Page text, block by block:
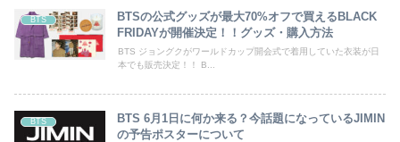
BTS
BTSの公式グッズが最大70%オフで買えるBLACK
FRIDAYが開催決定！！グッズ・購入方法
BTS ジョングクがワールドカップ開会式で着用していた衣装が日
本でも販売決定！！ B...
BTS
BTS 6月1日に何か来る？今話題になっているJIMIN
の予告ポスターについて